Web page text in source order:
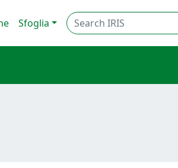
Sfoglia